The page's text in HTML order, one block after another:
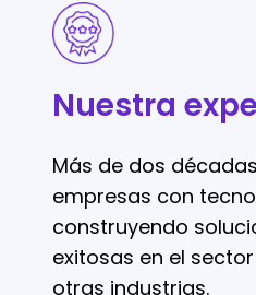
Nuestra
Más de dos
empresas con
construyendo
exitosas en el
otras industrias.
Nuestra
experiencia